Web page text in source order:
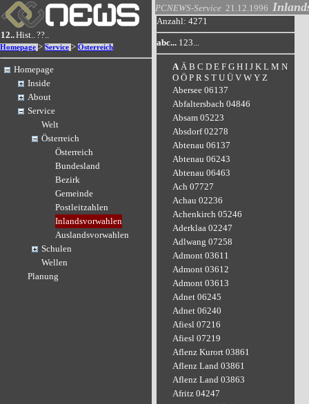
12..Hist..??..
Homepage > Service > Österreich
Homepage
Inside
About
Service
Welt
Österreich
Österreich
Bundesland
Bezirk
Gemeinde
Postleitzahlen
Inlandsvorwahlen
Auslandsvorwahlen
Schulen
Wellen
Planung
PCNEWS-Service 21.12.1996
Anzahl: 4271
abc... 123...
A Ä B C D E F G H I J K L M N
O Ö P R S T U Ü V W Y Z
Abersee 06137
Abfaltersbach 04846
Absam 05223
Absdorf 02278
Abtenau 06137
Abtenau 06243
Abtenau 06463
Ach 07727
Achau 02236
Achenkirch 05246
Aderklaa 02247
Adlwang 07258
Admont 03611
Admont 03612
Admont 03613
Adnet 06245
Adnet 06240
Afiesl 07216
Afiesl 07219
Aflenz Kurort 03861
Aflenz Land 03861
Aflenz Land 03863
Afritz 04247